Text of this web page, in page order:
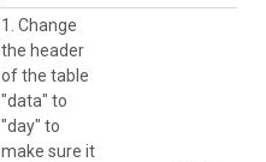
1. Change
the header
of the table
"data" to
"day" to
make sure it